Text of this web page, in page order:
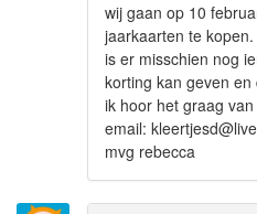
wij gaan op 10
jaarkaarten te kopen.
is er misschien nog
korting kan geven
ik hoor het graag van
email:
mvg rebecca